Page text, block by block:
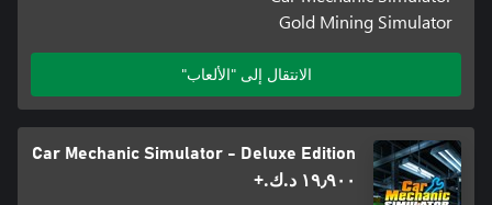
Gold Mining Simulator
الانتقال إلى "الألعاب"
Car Mechanic Simulator - Deluxe Edition
١٩٫٩٠٠ د.ك.‏+